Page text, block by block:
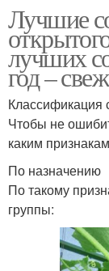
Лучшие
лучших
год –
Классификация
Чтобы не
каким
По назначению
По такому
группы: